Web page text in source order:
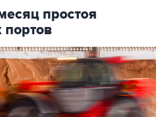
простоя
портов